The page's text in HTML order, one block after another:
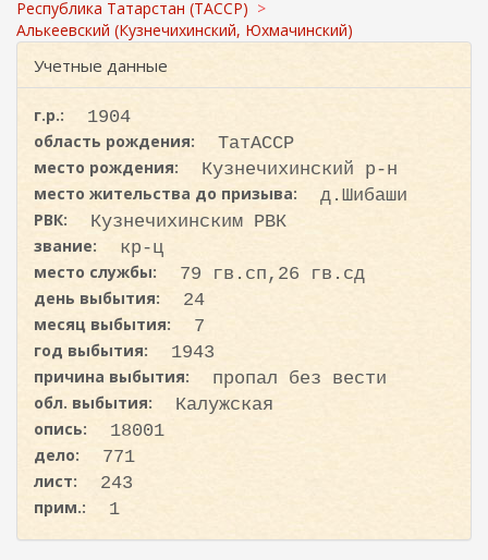
к
Республика Татарстан (ТАССР)
Алькеевский (Кузнечихинский, Юхмачинский)
Учетные данные
г.р.:
1904
область рождения:
ТатАССР
место рождения:
Кузнечихинский р-н
место жительства до призыва:
д.Шибаши
РВК:
Кузнечихинским РВК
звание:
кр-ц
место службы:
79 гв.сп,26 гв.сд
день выбытия:
24
месяц выбытия:
7
год выбытия:
1943
причина выбытия:
пропал без вести
обл. выбытия:
Калужская
опись:
18001
дело:
771
лист:
243
прим.:
1